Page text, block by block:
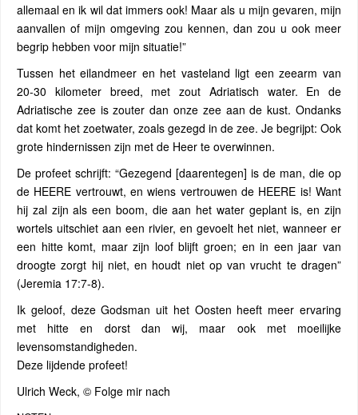
allemaal en ik wil dat immers ook! Maar als u mijn gevaren, mijn
aanvallen of mijn omgeving zou kennen, dan zou u ook meer
begrip hebben voor mijn situatie!”
Tussen het eilandmeer en het vasteland ligt een zeearm van
20-30 kilometer breed, met zout Adriatisch water. En de
Adriatische zee is zouter dan onze zee aan de kust. Ondanks
dat komt het zoetwater, zoals gezegd in de zee. Je begrijpt: Ook
grote hindernissen zijn met de Heer te overwinnen.
De profeet schrijft: “Gezegend [daarentegen] is de man, die op
de HEERE vertrouwt, en wiens vertrouwen de HEERE is! Want
hij zal zijn als een boom, die aan het water geplant is, en zijn
wortels uitschiet aan een rivier, en gevoelt het niet, wanneer er
een hitte komt, maar zijn loof blijft groen; en in een jaar van
droogte zorgt hij niet, en houdt niet op van vrucht te dragen”
(Jeremia 17:7-8).
Ik geloof, deze Godsman uit het Oosten heeft meer ervaring
met hitte en dorst dan wij, maar ook met moeilijke
levensomstandigheden.
Deze lijdende profeet!
Ulrich Weck, © Folge mir nach